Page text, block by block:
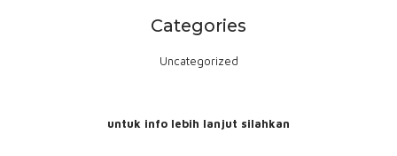
Categories
Uncategorized
untuk info lebih lanjut silahkan